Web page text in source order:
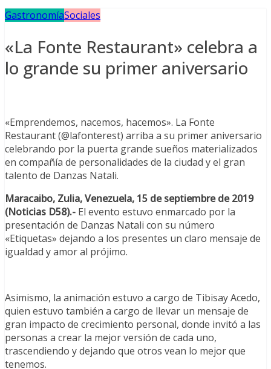
GastronomíaSociales
«La Fonte Restaurant» celebra a
lo grande su primer aniversario
«Emprendemos, nacemos, hacemos». La Fonte
Restaurant (@lafonterest) arriba a su primer aniversario
celebrando por la puerta grande sueños materializados
en compañía de personalidades de la ciudad y el gran
talento de Danzas Natali.
Maracaibo, Zulia, Venezuela, 15 de septiembre de 2019
(Noticias D58).- El evento estuvo enmarcado por la
presentación de Danzas Natali con su número
«Etiquetas» dejando a los presentes un claro mensaje de
igualdad y amor al prójimo.
Asimismo, la animación estuvo a cargo de Tibisay Acedo,
quien estuvo también a cargo de llevar un mensaje de
gran impacto de crecimiento personal, donde invitó a las
personas a crear la mejor versión de cada uno,
trascendiendo y dejando que otros vean lo mejor que
tenemos.